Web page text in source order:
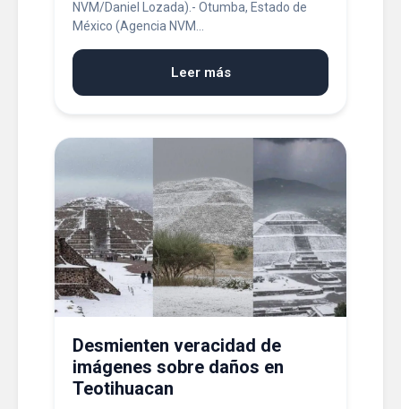
NVM/Daniel Lozada).- Otumba, Estado de
México (Agencia NVM...
Leer más
Desmienten veracidad de
imágenes sobre daños en
Teotihuacan